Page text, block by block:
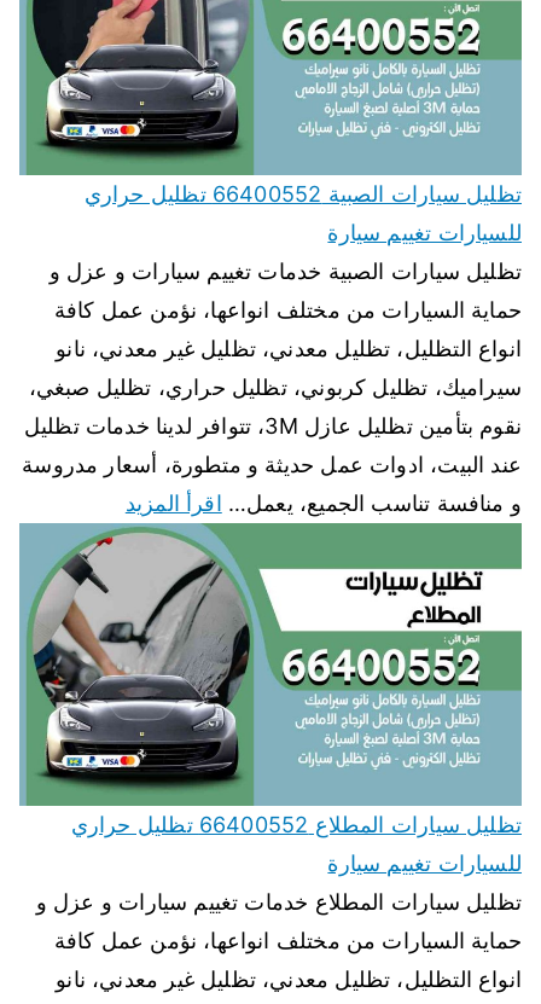
تظليل سيارات الصبية 66400552 تظليل حراري
للسيارات تغييم سيارة
تظليل سيارات الصبية خدمات تغييم سيارات و عزل و
حماية السيارات من مختلف انواعها، نؤمن عمل كافة
انواع التظليل، تظليل معدني، تظليل غير معدني، نانو
سيراميك، تظليل كربوني، تظليل حراري، تظليل صبغي،
نقوم بتأمين تظليل عازل 3M، تتوافر لدينا خدمات تظليل
عند البيت، ادوات عمل حديثة و متطورة، أسعار مدروسة
و منافسة تناسب الجميع، يعمل… اقرأ المزيد
تظليل سيارات المطلاع 66400552 تظليل حراري
للسيارات تغييم سيارة
تظليل سيارات المطلاع خدمات تغييم سيارات و عزل و
حماية السيارات من مختلف انواعها، نؤمن عمل كافة
انواع التظليل، تظليل معدني، تظليل غير معدني، نانو